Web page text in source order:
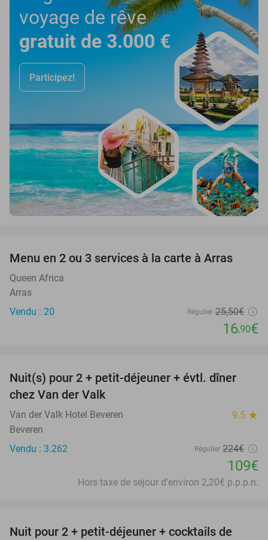
voyage de rêve
gratuit de 3.000 €
Participez!
34%
Menu en 2 ou 3 services à la carte à Arras
Queen Africa
Arras
Vendu : 20
Régulier 25,50€
16,90€
51%
Nuit(s) pour 2 + petit-déjeuner + évtl. dîner
chez Van der Valk
Van der Valk Hotel Beveren 9.5 star
Beveren
Vendu : 3.262
Régulier 224€
109€
Hors taxe de séjour d'environ 2,20€ p.p.p.n.
Nuit pour 2 + petit-déjeuner + cocktails de